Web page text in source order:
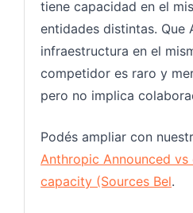
tiene capacidad en el
entidades distintas. Que
infraestructura en el
competidor es raro y
pero no implica
Podés ampliar con
Anthropic Announced
capacity (Sources Bel.